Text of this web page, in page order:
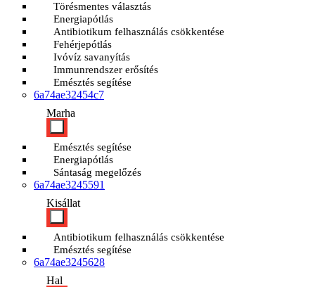
Törésmentes választás
Energiapótlás
Antibiotikum felhasználás csökkentése
Fehérjepótlás
Ivóvíz savanyítás
Immunrendszer erősítés
Emésztés segítése
6a74ae32454c7
Marha
Emésztés segítése
Energiapótlás
Sántaság megelőzés
6a74ae3245591
Kisállat
Antibiotikum felhasználás csökkentése
Emésztés segítése
6a74ae3245628
Hal